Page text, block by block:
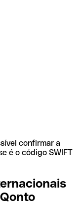
confirmar a
é o código SWIFT